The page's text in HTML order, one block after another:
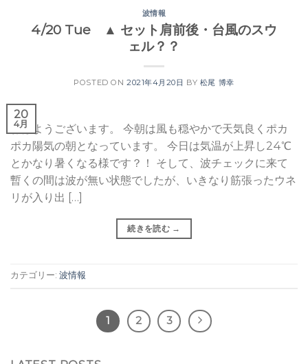
波情報
4/20 Tue ▲ セット肩前後・台風のスウ
ェル？？
POSTED ON 2021年4月20日 BY 松尾 博幸
20
4月
おはようございます。 今朝は風も穏やかで天気良くポカ
ポカ陽気の朝となっています。 今日は気温が上昇し24℃
とかなり暑くなる様です？！ そして、波チェックに来て
暫くの間は波が無い状態でしたが、いきなり筋張ったウネ
リが入り出 […]
続きを読む →
カテゴリー: 波情報
1 2 3